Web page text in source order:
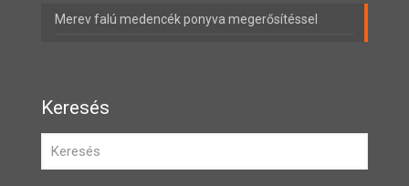
Merev falú medencék ponyva megerősítéssel
Keresés